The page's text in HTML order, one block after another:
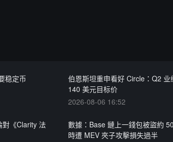
稳定币
伯恩斯坦重申看好 Circle：Q2
140 美元目标价
2026-08-06 16:52
《Clarity 法
數據：Base 鏈上一錢包被盜約
時遭 MEV 夾子攻擊損失過半